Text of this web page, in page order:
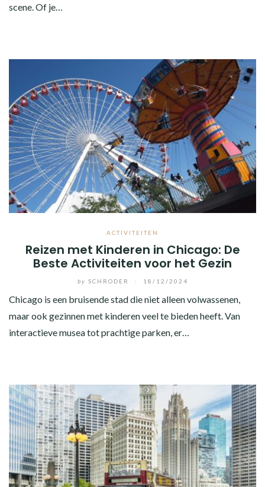
scene. Of je…
ACTIVITEITEN
Reizen met Kinderen in Chicago: De
Beste Activiteiten voor het Gezin
by SCHRODER 18/12/2024
Chicago is een bruisende stad die niet alleen volwassenen,
maar ook gezinnen met kinderen veel te bieden heeft. Van
interactieve musea tot prachtige parken, er…